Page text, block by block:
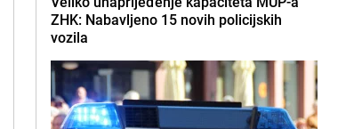
ZHK: Nabavljeno 15 novih policijskih
vozila